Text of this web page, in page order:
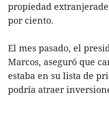
propiedad
por ciento.
El mes pasado, el
Marcos, aseguró que
estaba en su lista de
podría atraer